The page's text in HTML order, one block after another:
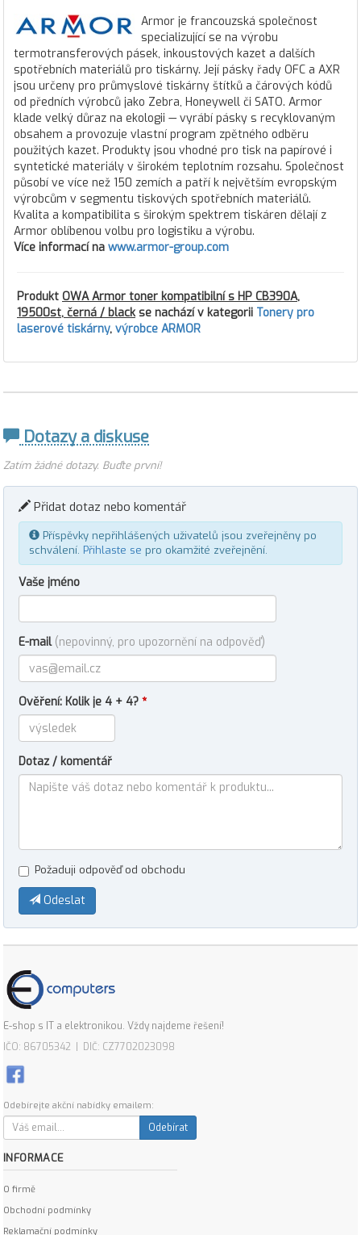
Armor je francouzská společnost
specializující se na výrobu
termotransferových pásek, inkoustových kazet a dalších
spotřebních materiálů pro tiskárny. Její pásky řady OFC a AXR
jsou určeny pro průmyslové tiskárny štítků a čárových kódů
od předních výrobců jako Zebra, Honeywell či SATO. Armor
klade velký důraz na ekologii — vyrábí pásky s recyklovaným
obsahem a provozuje vlastní program zpětného odběru
použitých kazet. Produkty jsou vhodné pro tisk na papírové i
syntetické materiály v širokém teplotním rozsahu. Společnost
působí ve více než 150 zemích a patří k největším evropským
výrobcům v segmentu tiskových spotřebních materiálů.
Kvalita a kompatibilita s širokým spektrem tiskáren dělají z
Armor oblíbenou volbu pro logistiku a výrobu.
Více informací na www.armor-group.com
Produkt OWA Armor toner kompatibilní s HP CB390A,
19500st, černá / blackse nachází v kategorii Tonery pro
laserové tiskárny, výrobce ARMOR
Dotazy a diskuse
Zatím žádné dotazy. Buďte první!
Přidat dotaz nebo komentář
Příspěvky nepřihlášených uživatelů jsou zveřejněny po
schválení. Přihlaste se pro okamžité zveřejnění.
Vaše jméno
E-mail (nepovinný, pro upozornění na odpověď)
Ověření: Kolik je 4 + 4? *
Dotaz / komentář
Požaduji odpověď od obchodu
Odeslat
E-shop s IT a elektronikou. Vždy najdeme řešení!
IČO: 86705342 | DIČ: CZ7702023098
Odebírejte akční nabídky emailem:
Odebírat
INFORMACE
O firmě
Obchodní podmínky
Reklamační podmínky